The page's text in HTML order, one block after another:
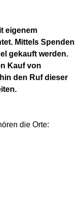
eigenem
Mittels Spenden
gekauft werden.
Kauf von
den Ruf dieser
die Orte: